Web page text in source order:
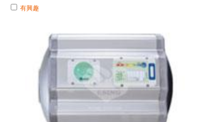
有興趣